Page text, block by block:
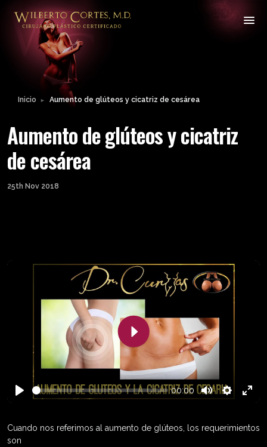
Inicio ► Aumento de glúteos y cicatriz de cesárea
Aumento de glúteos y cicatriz
de cesárea
25th Nov 2018
Play
00:00
Mute
Play
Cuando nos referimos al aumento de glúteos, los requerimientos
son